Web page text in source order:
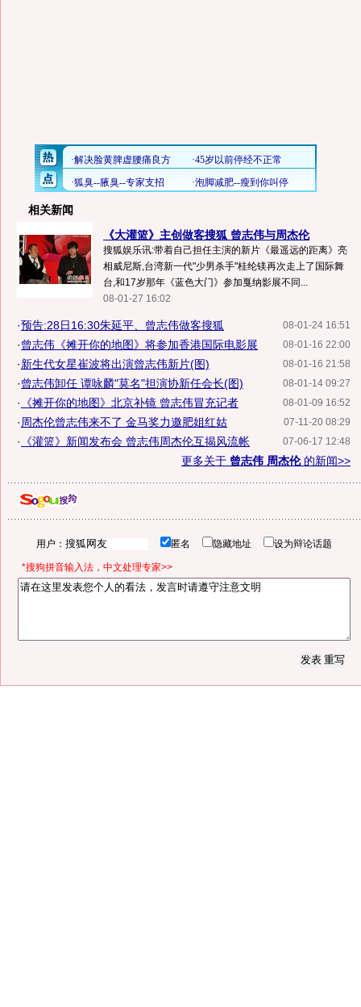
相关新闻
《大灌篮》主创做客搜狐 曾志伟与周杰伦
搜狐娱乐讯:带着自己担任主演的新片《最遥远的距离》亮
相威尼斯,台湾新一代"少男杀手"桂纶镁再次走上了国际舞
台,和17岁那年《蓝色大门》参加戛纳影展不同...
08-01-27 16:02
08-01-24 16:51
·预告:28日16:30朱延平、曾志伟做客搜狐
08-01-16 22:00
·曾志伟《摊开你的地图》将参加香港国际电影展
08-01-16 21:58
·新生代女星崔波将出演曾志伟新片(图)
08-01-14 09:27
·曾志伟卸任 谭咏麟"莫名"担演协新任会长(图)
08-01-09 16:52
· 《摊开你的地图》北京补镜 曾志伟冒充记者
07-11-20 08:29
· 周杰伦曾志伟来不了 金马奖力邀肥姐红姑
07-06-17 12:48
·
《灌篮》新闻发布会 曾志伟周杰伦互揭风流帐
更多关于 曾志伟 周杰伦的新闻>>
用户： 匿名 隐藏地址 设为辩论话题
*搜狗拼音输入法，中文处理专家>>